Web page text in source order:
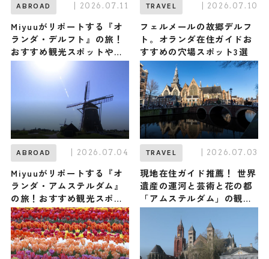
ABROAD | 2026.07.11
Miyuuがリポートする『オ
ランダ・デルフト』の旅！
おすすめ観光スポットやグ
ルメを紹介 2026年7月11日
TRAVEL | 2026.07.10
フェルメールの故郷デルフ
ト。オランダ在住ガイドお
すすめの穴場スポット3選
ABROAD | 2026.07.04
Miyuuがリポートする『オ
ランダ・アムステルダム』
の旅！おすすめ観光スポッ
トやグルメを紹介 2026年7
月4日放送
TRAVEL | 2026.07.03
現地在住ガイド推薦！ 世界
遺産の運河と芸術と花の都
「アムステルダム」の観光
スポット・グルメ・お土産3